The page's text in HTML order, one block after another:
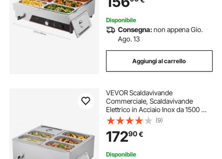
Ristoranti
Disponibile
Consegna:non appena Gio.
Ago. 13
Aggiungi al carrello
VEVOR Scaldavivande
Commerciale, Scaldavivande
Elettrico in Acciaio Inox da 1500 W
con Coperchio, Bagnomaria da
Banco a 6 Teglie con Riscaldamento
Rapido e Mestoli Forati, per
Ristoranti, Feste
(9)
17290€
Disponibile